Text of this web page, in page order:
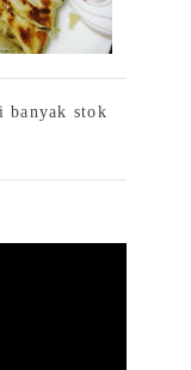
banyak stok